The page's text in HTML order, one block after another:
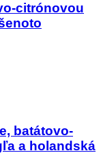
citrónovou
batátovo-
a holandská